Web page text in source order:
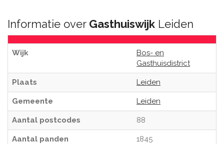
Informatie over Gasthuiswijk Leiden
Wijk
Bos- en
Gasthuisdistrict
Plaats Leiden
Gemeente Leiden
Aantal postcodes 88
Aantal panden 1845